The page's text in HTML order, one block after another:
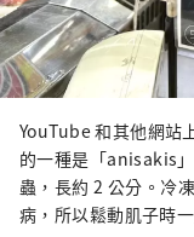
YouTube 和其他網站
的一種是「anisakis
蟲，長約 2 公分。冷
病，所以鬆動肌子時